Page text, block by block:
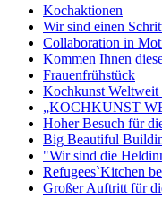
Kochaktionen
Wir sind einen
Collaboration in
Kommen Ihnen
Frauenfrühstück
Kochkunst Weltweit
„KOCHKUNST
Hoher Besuch für
Big Beautiful
"Wir sind die
Refugees`Kitchen
Großer Auftritt für